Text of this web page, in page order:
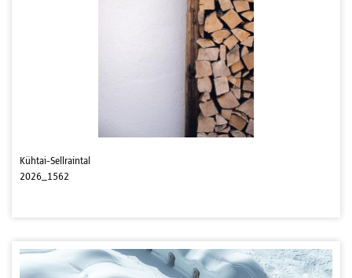
Kühtai-Sellraintal
2026_1562